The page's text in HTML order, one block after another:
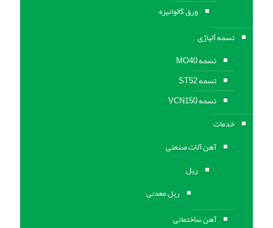
ورق گالوانیزه
تسمه آلیاژی
تسمه MO40
تسمه ST52
تسمه VCN150
خدمات
آهن آلات صنعتی
ریل
ریل معدنی
آهن ساختمانی